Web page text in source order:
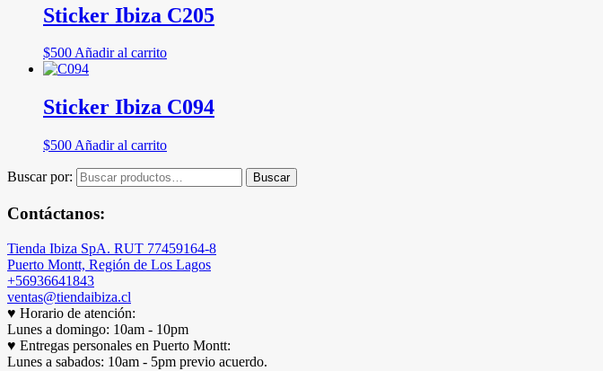
Sticker Ibiza C205
$500Añadir al carrito
Sticker Ibiza C094
$500 Añadir al carrito
Buscar por: Buscar
Contáctanos:
Tienda Ibiza SpA. RUT 77459164-8
Puerto Montt, Región de Los Lagos
+56936641843
ventas@tiendaibiza.cl
♥ Horario de atención:
Lunes a domingo: 10am - 10pm
♥ Entregas personales en Puerto Montt:
Lunes a sabados: 10am - 5pm previo acuerdo.